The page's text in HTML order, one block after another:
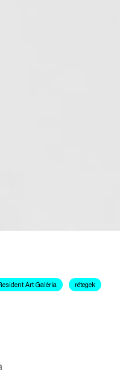
Art Galéria rétegek